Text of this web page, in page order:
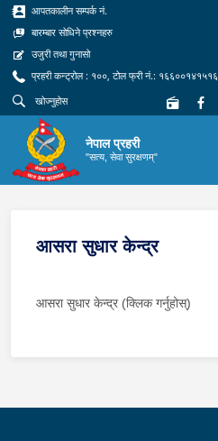
आपतकालीन सम्पर्क नं.
बारम्बार सोधिने प्रश्नहरु
उजुरी तथा गुनासो
प्रहरी कन्ट्रोल : १००, टोल फ्री नं.: १६६००१४१५१६
नेपाल प्रहरी
"सत्य, सेवा सुरक्षणम्"
आसरा सुधार केन्द्र
आसरा सुधार केन्द्र (क्लिक गर्नुहोस्)